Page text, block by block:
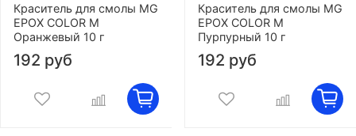
Краситель для смолы MG
EPOX COLOR M
Оранжевый 10 г
192 руб
Краситель для смолы MG
EPOX COLOR M
Пурпурный 10 г
192 руб